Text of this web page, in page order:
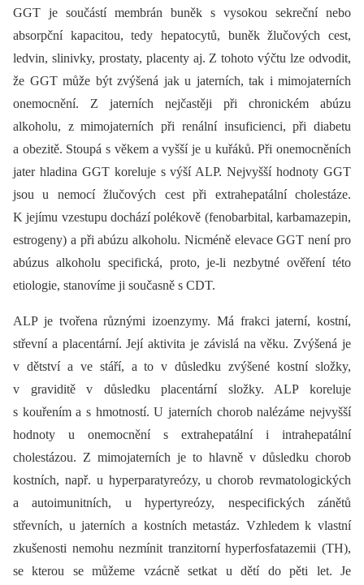
GGT je součástí membrán buněk s vysokou sekreční nebo
absorpční kapacitou, tedy hepatocytů, buněk žlučových cest,
ledvin, slinivky, prostaty, placenty aj. Z tohoto výčtu lze odvodit,
že GGT může být zvýšená jak u jaterních, tak i mimojaterních
onemocnění. Z jaterních nejčastěji při chronickém abúzu
alkoholu, z mimojaterních při renální insuficienci, při diabetu
a obezitě. Stoupá s věkem a vyšší je u kuřáků. Při onemocněních
jater hladina GGT koreluje s výší ALP. Nejvyšší hodnoty GGT
jsou u nemocí žlučových cest při extrahepatální cholestáze.
K jejímu vzestupu dochází polékově (fenobarbital, karbamazepin,
estrogeny) a při abúzu alkoholu. Nicméně elevace GGT není pro
abúzus alkoholu specifická, proto, je-li nezbytné ověření této
etiologie, stanovíme ji současně s CDT.
ALP je tvořena různými izoenzymy. Má frakci jaterní, kostní,
střevní a placentární. Její aktivita je závislá na věku. Zvýšená je
v dětství a ve stáří, a to v důsledku zvýšené kostní složky,
v graviditě v důsledku placentární složky. ALP koreluje
s kouřením a s hmotností. U jaterních chorob nalézáme nejvyšší
hodnoty u onemocnění s extrahepatální i intrahepatální
cholestázou. Z mimojaterních je to hlavně v důsledku chorob
kostních, např. u hyperparatyreózy, u chorob revmatologických
a autoimunitních, u hypertyreózy, nespecifických zánětů
střevních, u jaterních a kostních metastáz. Vzhledem k vlastní
zkušenosti nemohu nezmínit tranzitorní hyperfosfatazemii (TH),
se kterou se můžeme vzácně setkat u dětí do pěti let. Je